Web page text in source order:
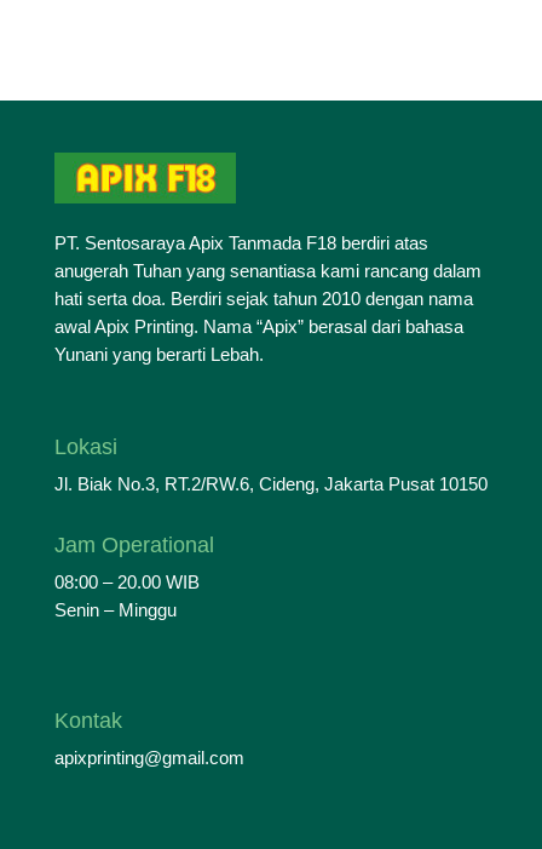
PT. Sentosaraya Apix Tanmada F18 berdiri atas
anugerah Tuhan yang senantiasa kami rancang dalam
hati serta doa. Berdiri sejak tahun 2010 dengan nama
awal Apix Printing. Nama “Apix” berasal dari bahasa
Yunani yang berarti Lebah.
Lokasi
Jl. Biak No.3, RT.2/RW.6, Cideng, Jakarta Pusat 10150
Jam Operational
08:00 – 20.00 WIB
Senin – Minggu
Kontak
apixprinting@gmail.com